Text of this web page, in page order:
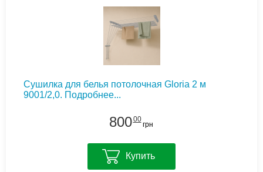
Сушилка для белья потолочная Gloria 2 м
9001/2,0. Подробнее...
80000
грн
Купить